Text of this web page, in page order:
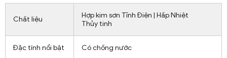
Chất liệu
Hợp kim sơn Tĩnh Điện | Hấp Nhiệt
Thủy tinh
Đặc tính nổi bật Có chống nước